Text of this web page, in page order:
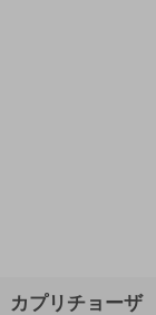
カプリチョー